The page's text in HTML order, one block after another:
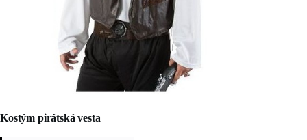
Kostým pirátská vesta